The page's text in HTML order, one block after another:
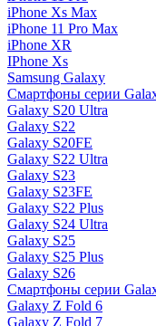
iPhone Xs Max
iPhone 11 Pro Max
iPhone XR
IPhone Xs
Samsung Galaxy
Смартфоны серии
Galaxy S20 Ultra
Galaxy S22
Galaxy S20FE
Galaxy S22 Ultra
Galaxy S23
Galaxy S23FE
Galaxy S22 Plus
Galaxy S24 Ultra
Galaxy S25
Galaxy S25 Plus
Galaxy S26
Смартфоны серии
Galaxy Z Fold 6
Galaxy Z Fold 7